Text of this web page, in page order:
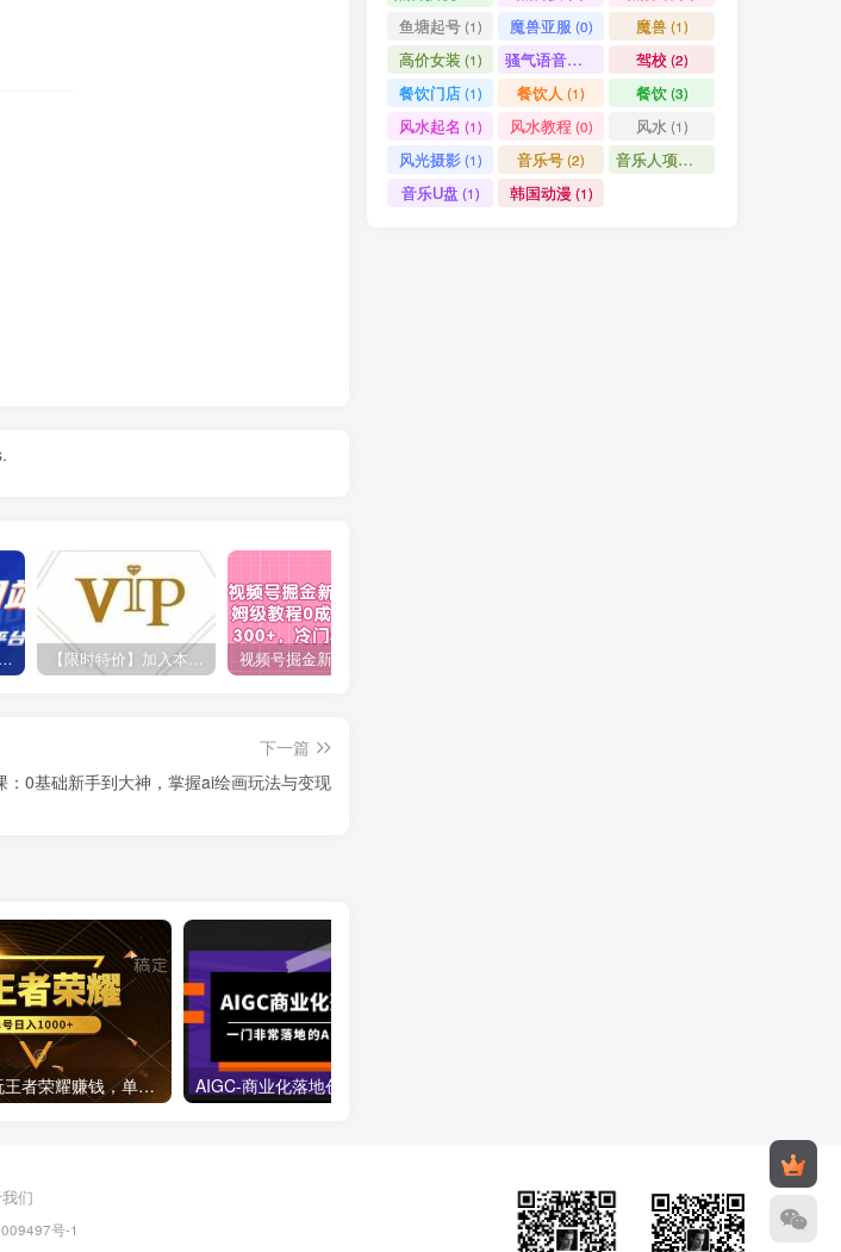
搭建：开一个知识付费资源网站，24小时全自动赚钱！ 【限时特价】加入本站VIP会员，海量最新各大团队网赚内部教程全免费，每天持续更新！
下一篇
：0基础新手到大神，掌握ai绘画玩法与变现
蓝海项目玩王者荣耀赚钱，单账号日入1000+，全民项目
鱼塘起号(1) 魔兽亚服 (0) 魔兽(1)
高价女装 (1) 骚气语音包 驾校(2)
餐饮门店(1) 餐饮人 (1) 餐饮(3)
风水起名 (1) 风水教程 (0) 风水 (1)
风光摄影(1) 音乐号(2) 音乐人项目
音乐U盘 (1) 韩国动漫 (1)
们
号-1